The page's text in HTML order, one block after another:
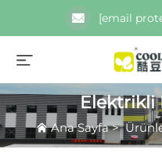
[email
Elektrikli
Ana Sayfa>